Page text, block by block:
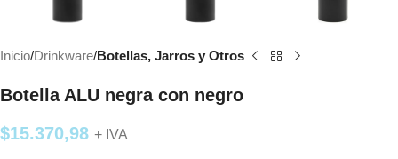
Inicio Drinkware Botellas, Jarros y Otros
Botella ALU negra con negro
$15.370,98 + IVA